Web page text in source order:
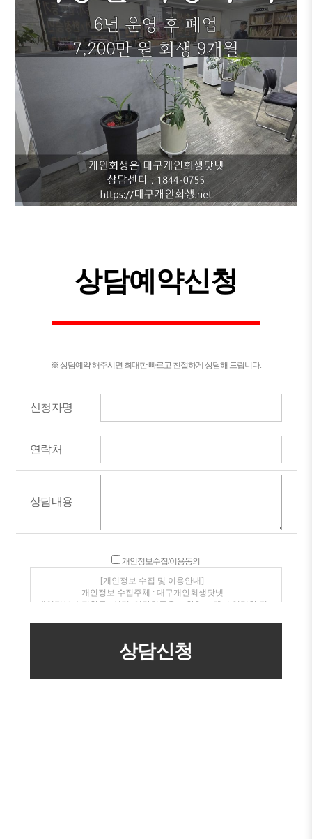
상담예약신청
※ 상담예약 해주시면 최대한 빠르고 친절하게 상담해 드립니다.
신청자명
연락처
상담내용
개인정보수집/이용동의
[개인정보 수집 및 이용안내]
개인정보 수집주체 : 대구개인회생닷넷
개인정보 수집항목 : 성명, 연락처등을 포함한 고객이 입력한 정
개인정보보유/이용기간 : 수집일로부터 1년(고객동의 철회시
지체없이 파기)